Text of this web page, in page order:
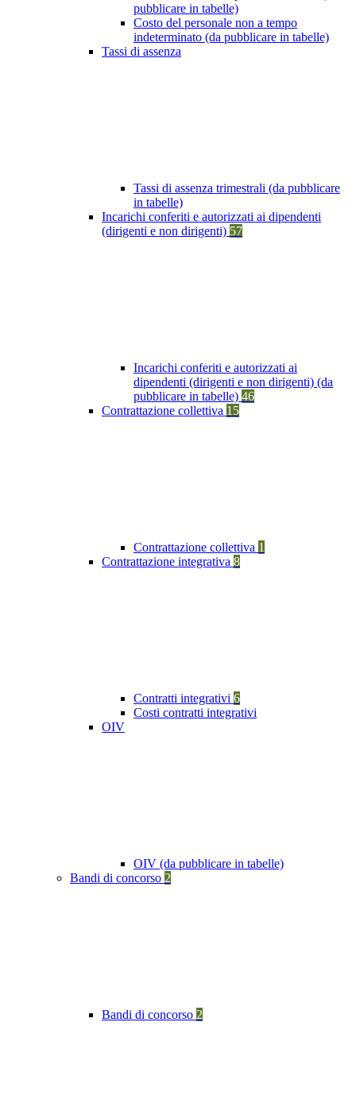
pubblicare in tabelle)
Costo del personale non a tempo
indeterminato (da pubblicare in tabelle)
Tassi di assenza
Tassi di assenza trimestrali (da pubblicare
in tabelle)
Incarichi conferiti e autorizzati ai dipendenti
(dirigenti e non dirigenti) 57
Incarichi conferiti e autorizzati ai
dipendenti (dirigenti e non dirigenti) (da
pubblicare in tabelle) 46
Contrattazione collettiva 15
Contrattazione collettiva 1
Contrattazione integrativa 8
Contratti integrativi 6
Costi contratti integrativi
OIV
OIV (da pubblicare in tabelle)
Bandi di concorso 2
Bandi di concorso 2